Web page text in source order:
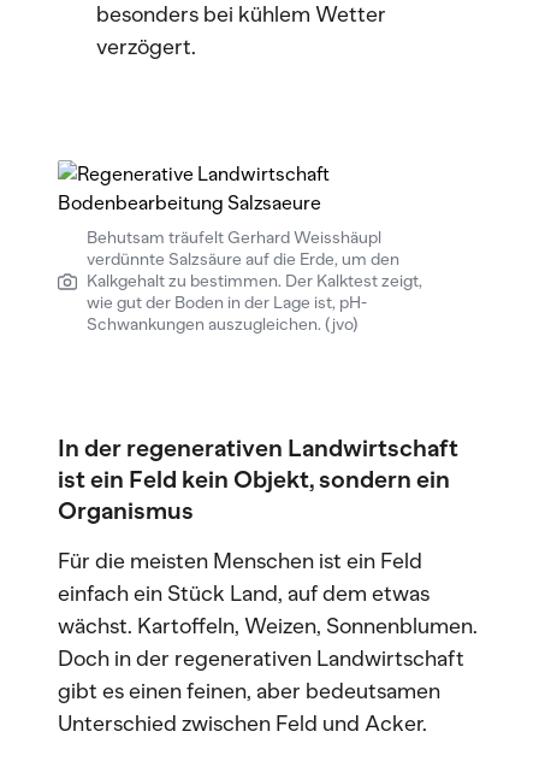
besonders bei kühlem Wetter
verzögert.
Behutsam träufelt Gerhard Weisshäupl
verdünnte Salzsäure auf die Erde, um den
Kalkgehalt zu bestimmen. Der Kalktest zeigt,
wie gut der Boden in der Lage ist, pH-
Schwankungen auszugleichen. (jvo)
In der regenerativen Landwirtschaft
ist ein Feld kein Objekt, sondern ein
Organismus
Für die meisten Menschen ist ein Feld
einfach ein Stück Land, auf dem etwas
wächst. Kartoffeln, Weizen, Sonnenblumen.
Doch in der regenerativen Landwirtschaft
gibt es einen feinen, aber bedeutsamen
Unterschied zwischen Feld und Acker.